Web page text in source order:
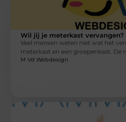
Wil jij je meterkast vervangen?
Veel mensen weten niet wat het
meterkast en een groepenkast. De
M Vd Webdesign